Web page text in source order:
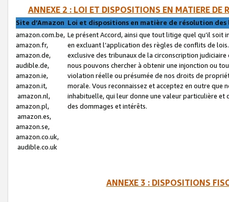
ANNEXE 2 : LOI ET DISPOSITIONS EN MATIERE DE
Site d’Amazon Loi et dispositions en matière de résolution
amazon.com.be,
amazon.fr,
amazon.de,
audible.de,
amazon.ie,
amazon.it,
amazon.nl,
amazon.pl,
amazon.es,
amazon.se,
amazon.co.uk,
audible.co.uk
Le présent Accord, ainsi que tout litige quel qu’il soit
en excluant l’application des règles de conflits de
exclusive des tribunaux de la circonscription
nous pouvons chercher à obtenir une injonction ou
violation réelle ou présumée de nos droits de
morale. Vous reconnaissez et acceptez en outre que
inhabituelle, qui leur donne une valeur particulière
des dommages et intérêts.
ANNEXE 3 : DISPOSITIONS